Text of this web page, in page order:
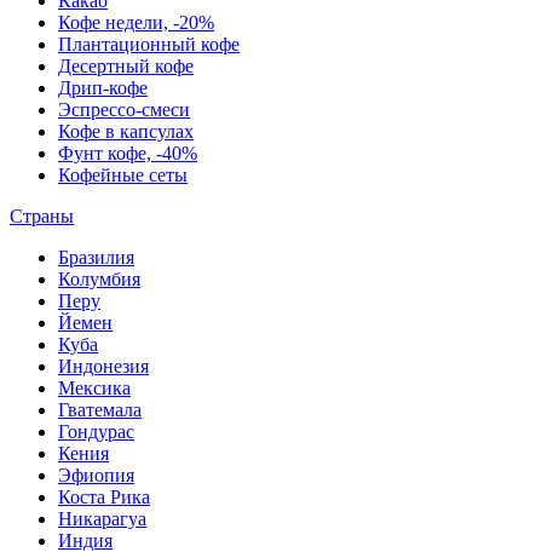
Кофе недели, -20%
Плантационный кофе
Десертный кофе
Дрип-кофе
Эспрессо-смеси
Кофе в капсулах
Фунт кофе, -40%
Кофейные сеты
Страны
Бразилия
Колумбия
Перу
Йемен
Куба
Индонезия
Мексика
Гватемала
Гондурас
Кения
Эфиопия
Коста Рика
Никарагуа
Индия